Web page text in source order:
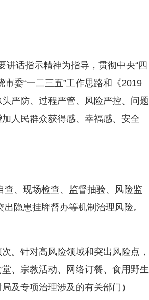
话指示精神为指导，贯彻中央“四
委“一二三五”工作思路和《2019
严防、过程严管、风险严控、问题
人民群众获得感、幸福感、安全
、现场检查、监督抽验、风险监
隐患挂牌督办等机制治理风险。
针对高风险领域和突出风险点，
、宗教活动、网络订餐、食用野生
及专项治理涉及的有关部门）